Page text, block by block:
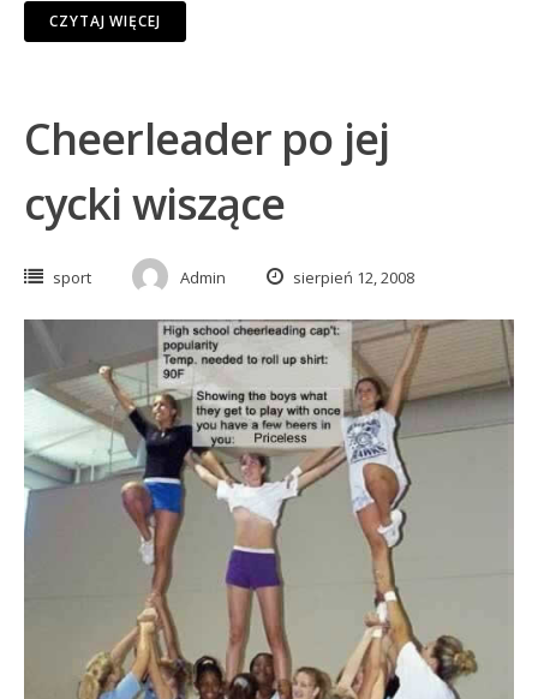
CZYTAJ WIĘCEJ
Cheerleader po jej
cycki wiszące
sport Admin sierpień 12, 2008